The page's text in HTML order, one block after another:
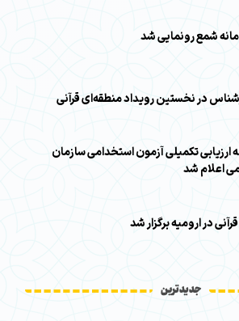
شمع رونمایی شد
ارزیابی تکمیلی آزمون استخدامی سازمان
اعلام شد
در ارومیه برگزار شد
جدیدترین